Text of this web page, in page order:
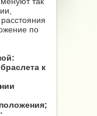
по
к